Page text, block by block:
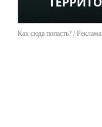
Как сюда попасть? / Реклама